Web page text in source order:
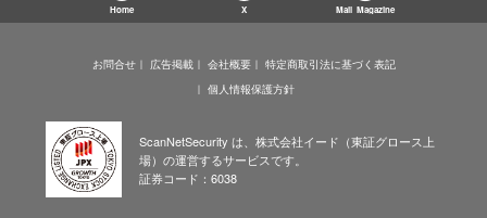
Home X Mail Magazine
お問合せ 広告掲載 会社概要
特定商取引法に基づく表記
個人情報保護方針
ScanNetSecurity は、株式会社イード（東証グロース上
場）の運営するサービスです。
証券コード：6038